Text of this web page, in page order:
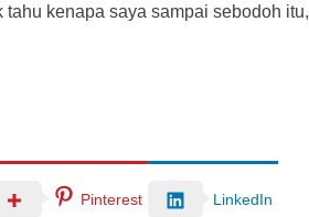
kenapa saya sampai sebodoh
Pinterest LinkedIn